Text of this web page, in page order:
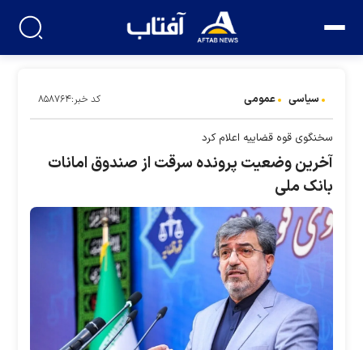
سیاسی عمومی کد خبر:۸۵۸۷۶۴
سخنگوی قوه قضاییه اعلام کرد
آخرین وضعیت پرونده سرقت از صندوق امانات
بانک ملی